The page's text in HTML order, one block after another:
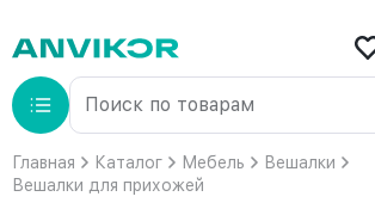
Главная Каталог Мебель
Вешалки
Вешалки для прихожей